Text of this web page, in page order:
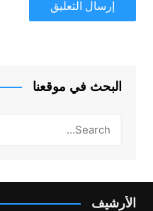
البحث في موقعنا
الأرشيف